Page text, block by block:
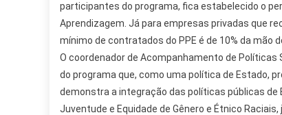
participantes do programa, fica estabelecido o
Aprendizagem. Já para empresas privadas que
mínimo de contratados do PPE é de 10% da mão
O coordenador de Acompanhamento de
do programa que, como uma política de Estado,
demonstra a integração das políticas públicas de
Juventude e Equidade de Gênero e Étnico